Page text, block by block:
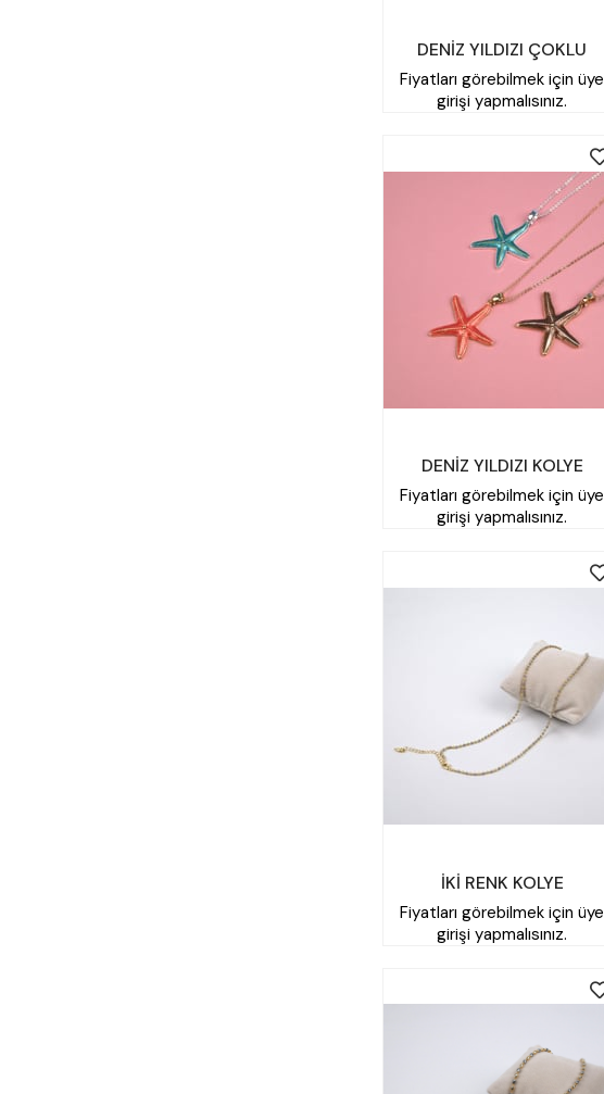
DENİZ YILDIZI ÇOKLU
KOLYE
Fiyatları görebilmek için üye
girişi yapmalısınız.
DENİZ YILDIZI KOLYE
Fiyatları görebilmek için üye
girişi yapmalısınız.
İKİ RENK KOLYE
Fiyatları görebilmek için üye
girişi yapmalısınız.